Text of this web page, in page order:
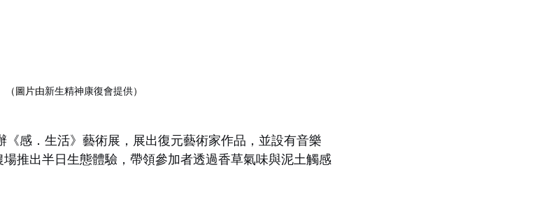
（圖片由新生精神康復會提供）
感．生活》藝術展，展出復元藝術家作品，並設有音樂
推出半日生態體驗，帶領參加者透過香草氣味與泥土觸感